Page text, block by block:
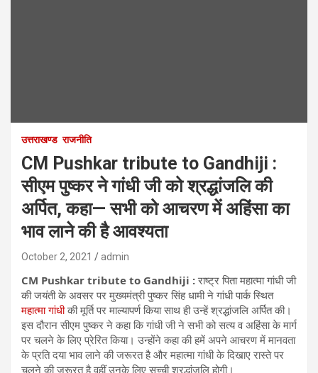
उत्तराखण्ड राजनीति
CM Pushkar tribute to Gandhiji :
सीएम पुष्कर ने गांधी जी को श्रद्धांजलि की
अर्पित, कहा— सभी को आचरण में अहिंसा का
भाव लाने की है आवश्यता
October 2, 2021 admin
CM Pushkar tribute to Gandhiji :राष्ट्र पिता महात्मा गांधी जी
की जयंती के अवसर पर मुख्यमंत्री पुष्कर सिंह धामी ने गांधी पार्क स्थित
महात्मा गांधीकी मूर्ति पर माल्यापर्ण किया साथ ही उन्हें श्रद्धांजलि अर्पित की।
इस दौरान सीएम पुष्कर ने कहा कि गांधी जी ने सभी को सत्य व अहिंसा के मार्ग
पर चलने के लिए प्रेरित किया। उन्होंने कहा की हमें अपने आचरण में मानवता
के ​प्रति दया भाव लाने की जरूरत है और महात्मा गांधी के दिखाए रास्ते पर
चलने की जरूरत है वहीं उनके लिए सच्ची श्रद्धांजलि होगी।